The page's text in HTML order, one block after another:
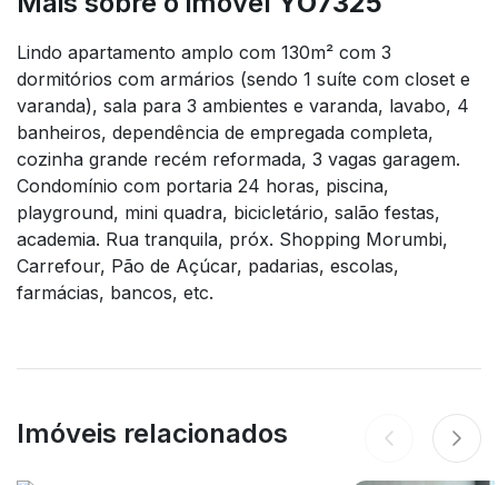
Lindo apartamento amplo com 130m² com 3
dormitórios com armários (sendo 1 suíte com closet e
varanda), sala para 3 ambientes e varanda, lavabo, 4
banheiros, dependência de empregada completa,
cozinha grande recém reformada, 3 vagas garagem.
Condomínio com portaria 24 horas, piscina,
playground, mini quadra, bicicletário, salão festas,
academia. Rua tranquila, próx. Shopping Morumbi,
Carrefour, Pão de Açúcar, padarias, escolas,
farmácias, bancos, etc.
Imóveis relacionados